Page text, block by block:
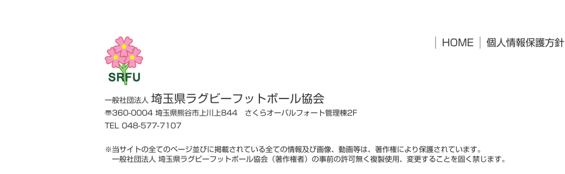
HOME 個人情報保護方針
一般社団法人 埼玉県ラグビーフットボール協会
〠360-0004 埼玉県熊谷市上川上844 さくらオーバルフォート管理棟2F
TEL 048-577-7107
※当サイトの全てのページ並びに掲載されている全ての情報及び画像、動画等は、著作権により保護されています。
一般社団法人 埼玉県ラグビーフットボール協会（著作権者）の事前の許可無く複製使用、変更することを固く禁じます。